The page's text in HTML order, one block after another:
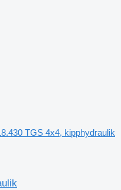
TGS 4x4, kipphydraulik